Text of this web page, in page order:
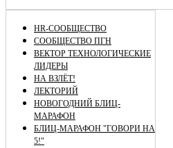
HR-СООБЩЕСТВО
СООБЩЕСТВО ПГН
ВЕКТОР ТЕХНОЛОГИЧЕСКИЕ
ЛИДЕРЫ
НА ВЗЛЁТ!
ЛЕКТОРИЙ
НОВОГОДНИЙ БЛИЦ-
МАРАФОН
БЛИЦ-МАРАФОН "ГОВОРИ НА
5!"